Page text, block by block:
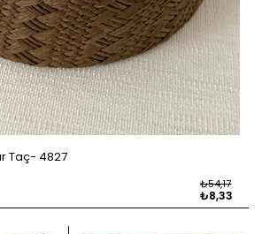
Taç 4827
₺8,33
₺54,17